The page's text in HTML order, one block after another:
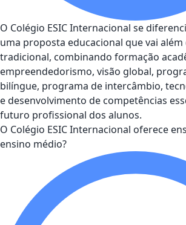
O Colégio ESIC Internacional se
uma proposta educacional que vai além
tradicional, combinando formação
empreendedorismo, visão global,
bilíngue, programa de intercâmbio,
e desenvolvimento de competências
futuro profissional dos alunos.
O Colégio ESIC Internacional oferece
ensino médio?